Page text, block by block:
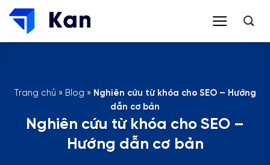
Bỏ
qua
nội
Trang chủ » Blog » Nghiên cứu từ khóa cho SEO – Hướng
dẫn cơ bản
Nghiên cứu từ khóa cho SEO –
Hướng dẫn cơ bản